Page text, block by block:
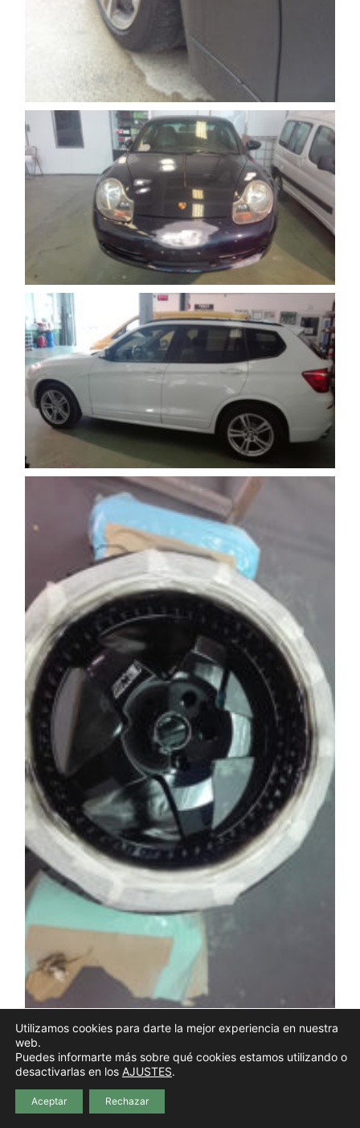
Utilizamos cookies para darte la mejor experiencia en nuestra
web.
Puedes informarte más sobre qué cookies estamos utilizando o
desactivarlas en los AJUSTES.
Aceptar Rechazar